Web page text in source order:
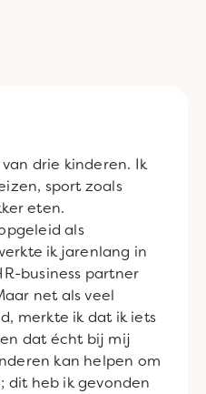
drie kinderen. Ik
sport zoals
eten.
als
ik jarenlang in
business partner
net als veel
merkte ik dat ik iets
dat écht bij mij
kan helpen om
dit heb ik gevonden